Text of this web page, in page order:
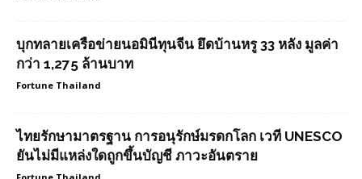
บุกทลายเครือข่ายนอมินีทุนจีน ยึดบ้านหรู 33 หลัง มูลค่า
กว่า 1,275 ล้านบาท
Fortune Thailand
ไทยรักษามาตรฐาน การอนุรักษ์มรดกโลก เวที UNESCO
ยันไม่มีแหล่งใดถูกขึ้นบัญชี ภาวะอันตราย